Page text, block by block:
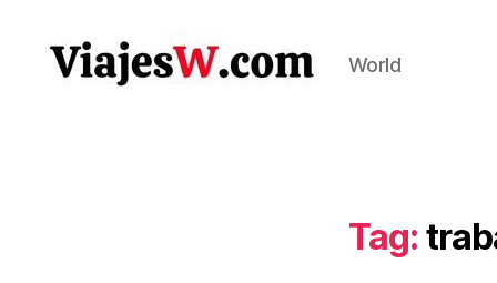
World
Tag: